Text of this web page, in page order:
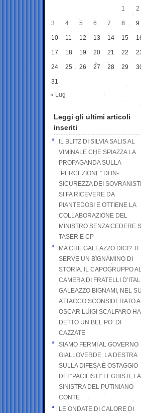
1
2
3 4 5 6 7 8 9
10 11 12 13 14 15
17 18 19 20 21 22
24 25 26 27 28 29
31
« Lug
Leggi gli ultimi articoli
inseriti
IL BLITZ DI SILVIA SALIS AL
VIMINALE CHE SPIAZZA LA
PROPAGANDA SULLA
“PERCEZIONE” DI IN-
SICUREZZA DEI
SI FA RICEVERE DA
PIANTEDOSI E OTTIENE LA
COLLABORAZIONE DEL
MINISTRO SENZA CEDERE
TASER E CP
MA CHE GALEAZZO DICI? TI
SERVE UN BIGNAMINO DI
STORIA. IL CAPOGRUPPO
CAMERA DI FRATELLI
GALEAZZO BIGNAMI, NEL
ATTACCO SCONSIDERATO A
OSCAR LUIGI SCALFARO HA
DETTO UN BEL PO’ DI
CAZZATE
SIAMO FERMI AL GOVERNO
GIALLOVERDE: LA DESTRA
SULLA DIFESA È OSTAGGIO
DEI “PACIFISTI” LEGHISTI, LA
SINISTRA DEL PUTINIANO
CONTE
LE ONDATE DI CALORE DI